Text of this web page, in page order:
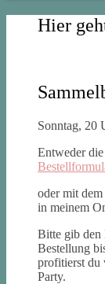
Hier
Sonntag, 20
Entweder
oder mit
in meinem
Bitte gib den
Bestellung
profitierst du
Party.